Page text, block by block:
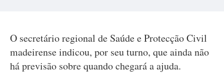
O secretário regional de Saúde e Protecção Civil
madeirense indicou, por seu turno, que ainda não
há previsão sobre quando chegará a ajuda.